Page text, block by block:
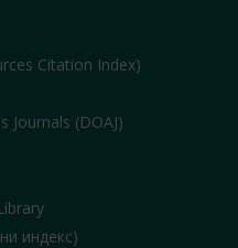
Citation Index)
Journals (DOAJ)
индекс)